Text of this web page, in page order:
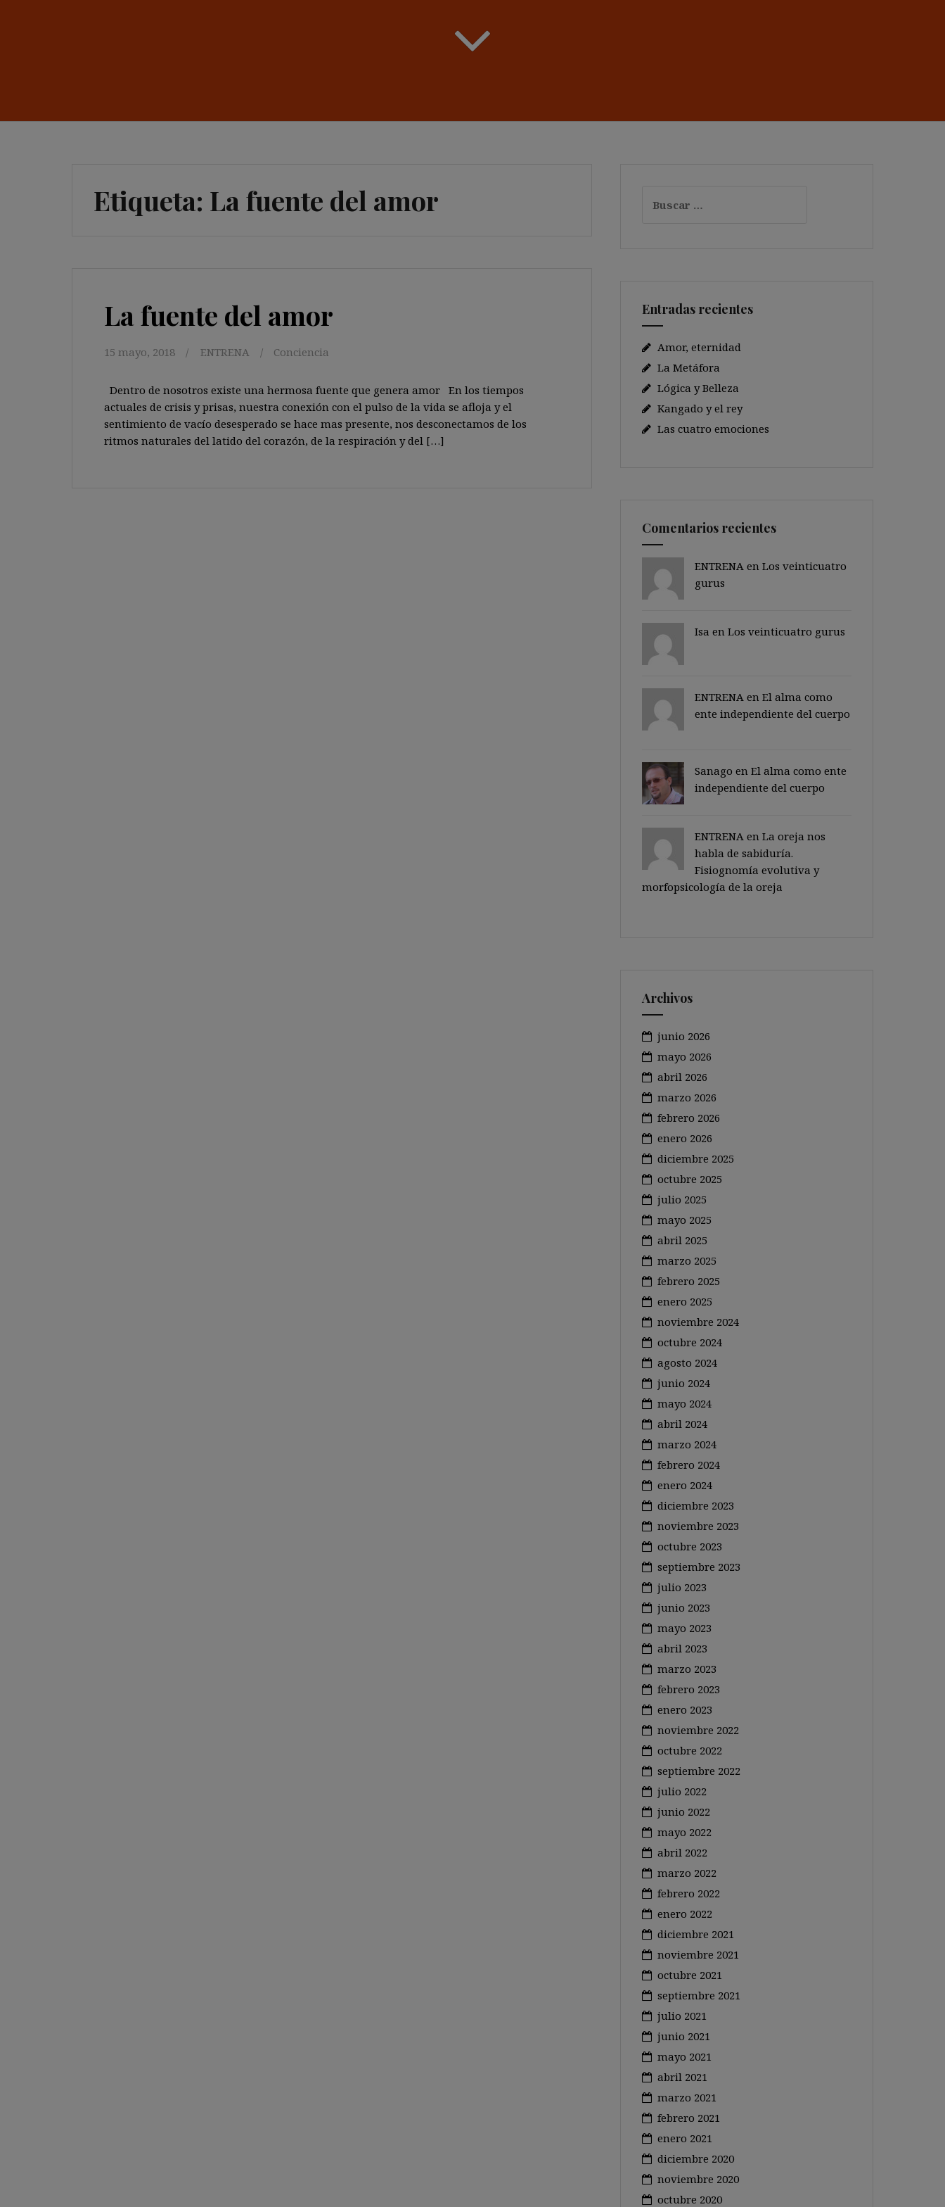
Etiqueta: La fuente del amor
La fuente del amor
15 mayo, 2018 ENTRENA Conciencia
Dentro de nosotros existe una hermosa fuente que genera amor En los tiempos
actuales de crisis y prisas, nuestra conexión con el pulso de la vida se afloja y el
sentimiento de vacío desesperado se hace mas presente, nos desconectamos de los
ritmos naturales del latido del corazón, de la respiración y del […]
Entradas recientes
Amor, eternidad
La Metáfora
Lógica y Belleza
Kangado y el rey
Las cuatro emociones
Comentarios recientes
ENTRENA en Los veinticuatro
gurus
Isa en Los veinticuatro gurus
ENTRENA en El alma como
ente independiente del cuerpo
Sanago en El alma como ente
independiente del cuerpo
ENTRENA en La oreja nos
habla de sabiduría.
Fisiognomía evolutiva y
morfopsicología de la oreja
Archivos
junio 2026
mayo 2026
abril 2026
marzo 2026
febrero 2026
enero 2026
diciembre 2025
octubre 2025
julio 2025
mayo 2025
abril 2025
marzo 2025
febrero 2025
enero 2025
noviembre 2024
octubre 2024
agosto 2024
junio 2024
mayo 2024
abril 2024
marzo 2024
febrero 2024
enero 2024
diciembre 2023
noviembre 2023
octubre 2023
septiembre 2023
julio 2023
junio 2023
mayo 2023
abril 2023
marzo 2023
febrero 2023
enero 2023
noviembre 2022
octubre 2022
septiembre 2022
julio 2022
junio 2022
mayo 2022
abril 2022
marzo 2022
febrero 2022
enero 2022
diciembre 2021
noviembre 2021
octubre 2021
septiembre 2021
julio 2021
junio 2021
mayo 2021
abril 2021
marzo 2021
febrero 2021
enero 2021
diciembre 2020
noviembre 2020
octubre 2020